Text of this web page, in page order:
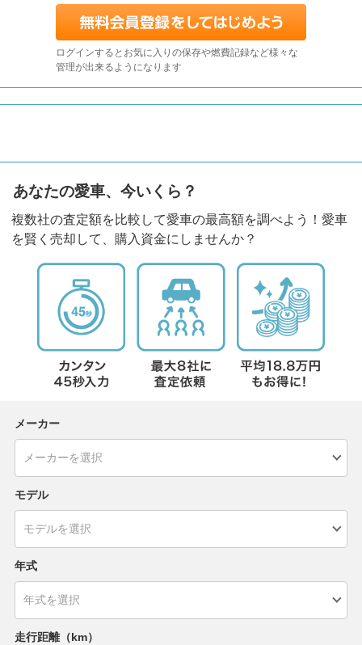
ログインするとお気に入りの保存や燃費記録など様々な
管理が出来るようになります
あなたの愛車、今いくら？
複数社の査定額を比較して愛車の最高額を調べよう！愛車
を賢く売却して、購入資金にしませんか？
メーカー
モデル
年式
走行距離（km）